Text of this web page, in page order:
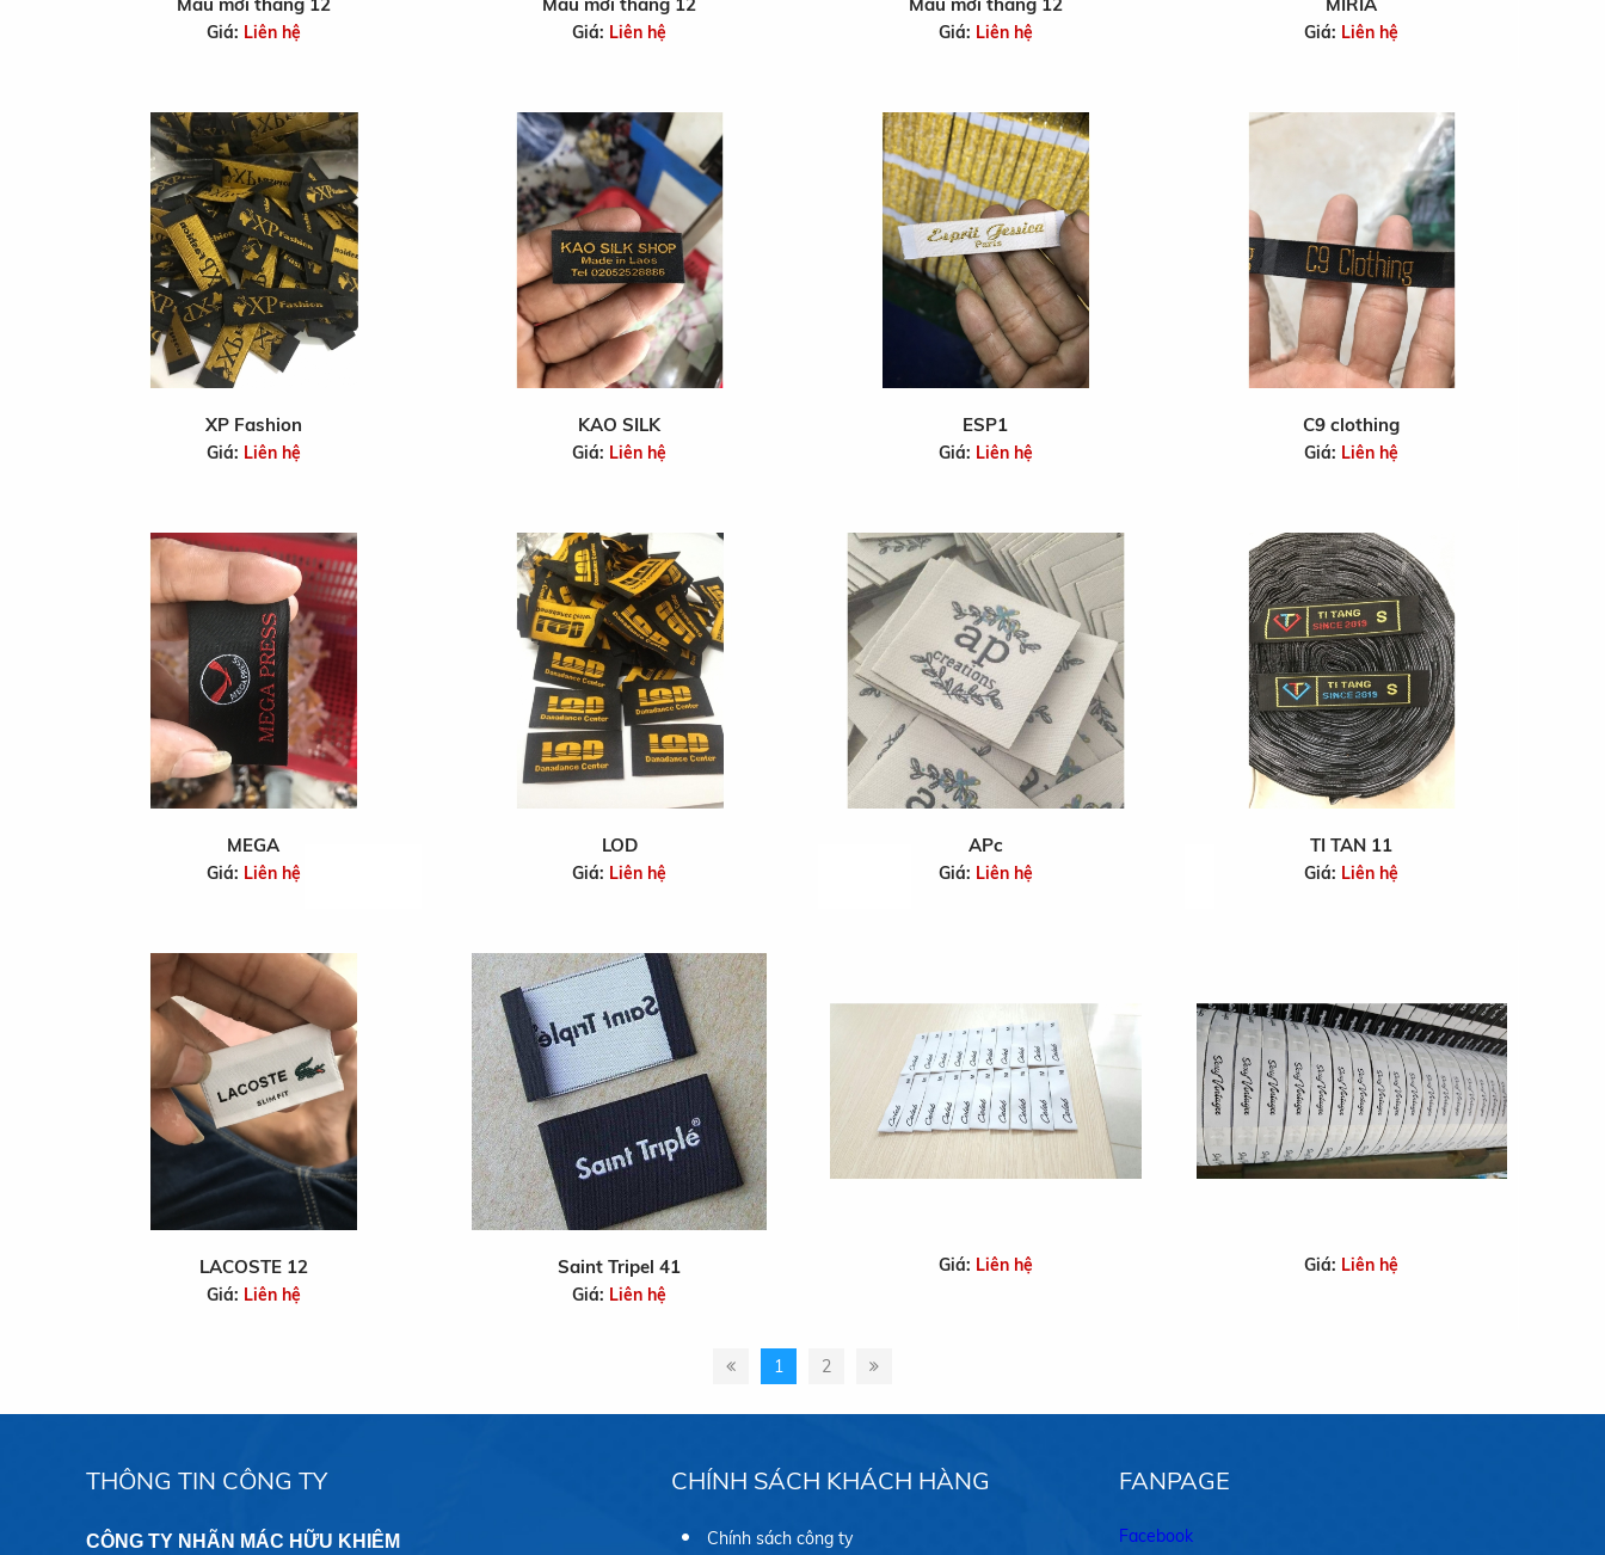
Giá: Liên hệ Giá: Liên hệ Giá: Liên hệ Giá: Liên hệ
XP Fashion
Giá: Liên hệ
KAO SILK
Giá: Liên hệ
ESP1
Giá: Liên hệ
C9 clothing
Giá: Liên hệ
MEGA
Giá: Liên hệ
LOD
Giá: Liên hệ
APc
Giá: Liên hệ
TI TAN 11
Giá: Liên hệ
LACOSTE 12
Giá: Liên hệ
Saint Tripel 41
Giá: Liên hệ
Giá: Liên hệ Giá: Liên hệ
1 2
THÔNG TIN CÔNG TY
CÔNG TY NHÃN MÁC HỮU KHIÊM
CHÍNH SÁCH KHÁCH HÀNG
Chính sách công ty
FANPAGE
Facebook